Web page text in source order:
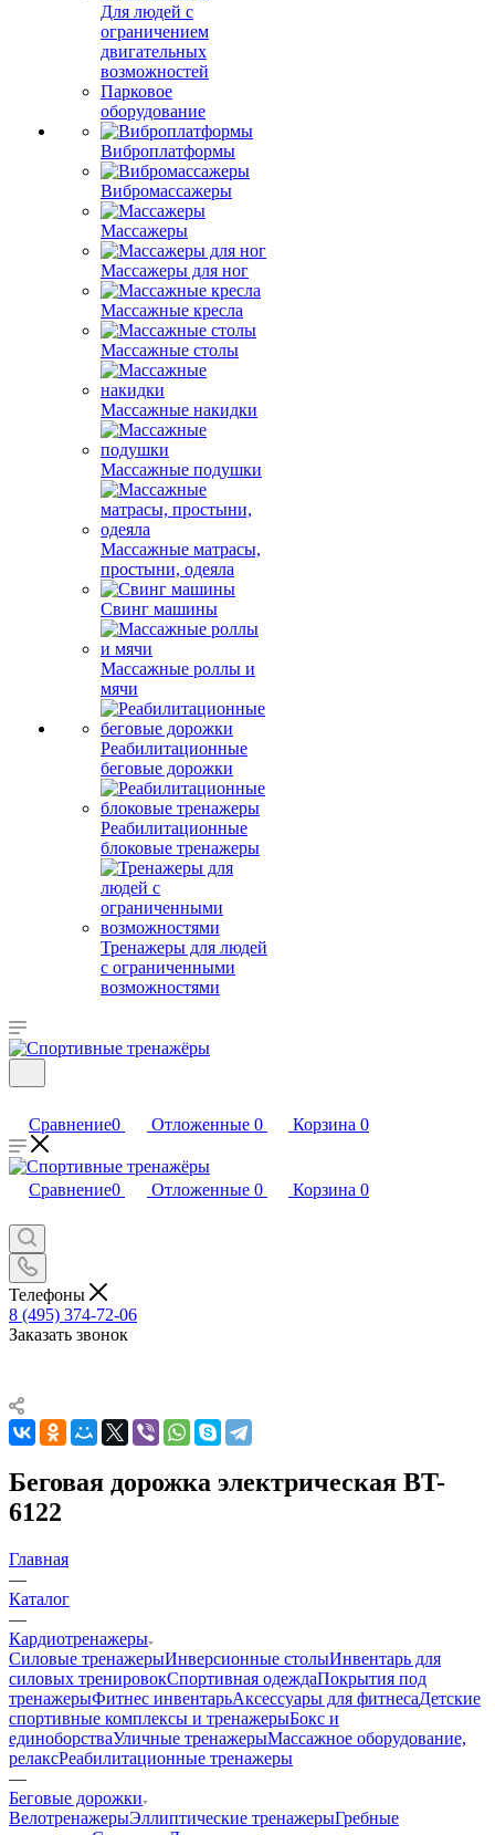
Для людей с
ограничением
двигательных
возможностей
Парковое
оборудование
Виброплатформы
Вибромассажеры
Массажеры
Массажеры для ног
Массажные кресла
Массажные столы
Массажные накидки
Массажные подушки
Массажные матрасы,
простыни, одеяла
Свинг машины
Массажные роллы и
мячи
Реабилитационные
беговые дорожки
Реабилитационные
блоковые тренажеры
Тренажеры для людей
с ограниченными
возможностями
Сравнение0 Отложенные 0 Корзина 0
Сравнение0 Отложенные 0 Корзина 0
Телефоны
8 (495) 374-72-06
Заказать звонок
Беговая дорожка электрическая BT-
6122
Главная
—
Каталог
—
Кардиотренажеры
Силовые тренажерыИнверсионные столыИнвентарь для
силовых тренировокСпортивная одеждаПокрытия под
тренажерыФитнес инвентарьАксессуары для фитнесаДетские
спортивные комплексы и тренажерыБокс и
единоборстваУличные тренажерыМассажное оборудование,
релаксРеабилитационные тренажеры
—
Беговые дорожки
ВелотренажерыЭллиптические тренажерыГребные